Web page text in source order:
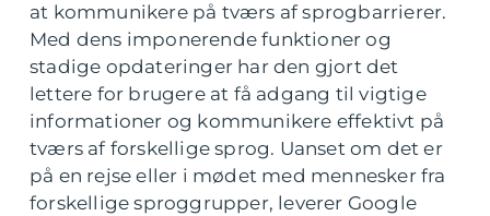
at kommunikere på tværs af sprogbarrierer.
Med dens imponerende funktioner og
stadige opdateringer har den gjort det
lettere for brugere at få adgang til vigtige
informationer og kommunikere effektivt på
tværs af forskellige sprog. Uanset om det er
på en rejse eller i mødet med mennesker fra
forskellige sproggrupper, leverer Google